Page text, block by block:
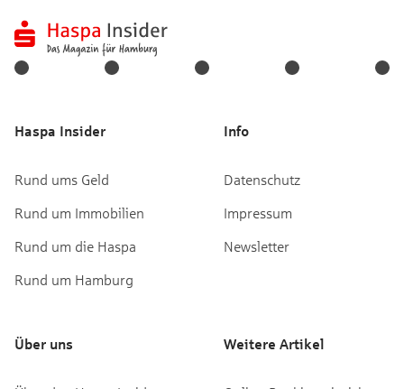
Haspa Insider
Rund ums Geld
Rund um Immobilien
Rund um die Haspa
Rund um Hamburg
Info
Datenschutz
Impressum
Newsletter
Über uns Weitere Artikel